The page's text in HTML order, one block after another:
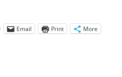
Email Print More